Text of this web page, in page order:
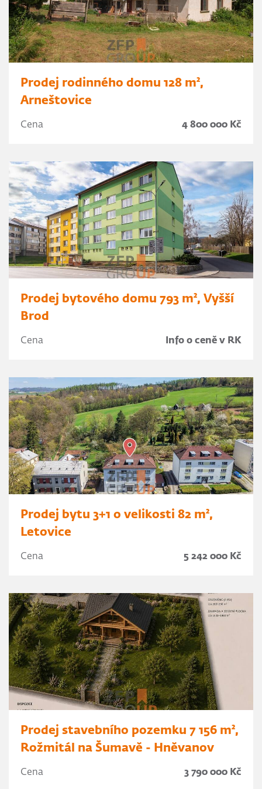
Prodej rodinného domu 128 m²,
Arneštovice
Cena 4 800 000 Kč
Prodej bytového domu 793 m², Vyšší
Brod
Cena Info o ceně v RK
Prodej bytu 3+1 o velikosti 82 m²,
Letovice
Cena 5 242 000 Kč
Prodej stavebního pozemku 7 156 m²,
Rožmitál na Šumavě - Hněvanov
Cena 3 790 000 Kč